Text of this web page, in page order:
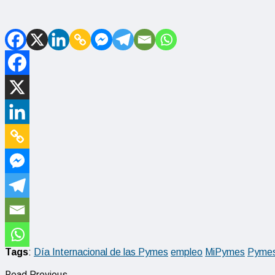
Tags: Día Internacional de las Pymes empleo MiPymes